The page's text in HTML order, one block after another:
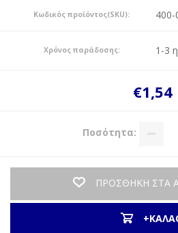
Κωδικός προϊόντος(SKU): 400-
Χρόνος παράδοσης: 1-3
€1,54
Ποσότητα:
ΠΡΟΣΘΗΚΗ ΣΤΑ